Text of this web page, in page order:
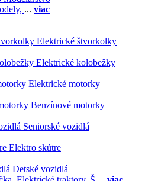
... viac
Elektrické štvorkolky
Elektrické kolobežky
Elektrické motorky
Benzínové motorky
Seniorské vozidlá
Elektro skútre
Detské vozidlá